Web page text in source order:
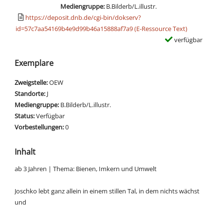
Mediengruppe: B.Bilderb/L.illustr.
Link zu einem externen Medieninhalt - wird in neuem Tab geöffnet
https://deposit.dnb.de/cgi-bin/dokserv?
id=57c7aa54169b4e9d99b46a15888af7a9 (E-Ressource Text)
verfügbar
Exemplare
Zweigstelle:OEW
Standorte: J
Mediengruppe: B.Bilderb/L.illustr.
Status:Verfügbar
Vorbestellungen:0
Inhalt
ab 3 Jahren | Thema: Bienen, Imkern und Umwelt
Joschko lebt ganz allein in einem stillen Tal, in dem nichts wächst
und